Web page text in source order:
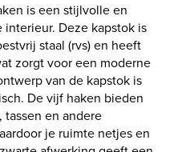
is een stijlvolle en
Deze kapstok is
staal (rvs) en heeft
zorgt voor een moderne
van de kapstok is
De vijf haken bieden
en andere
je ruimte netjes en